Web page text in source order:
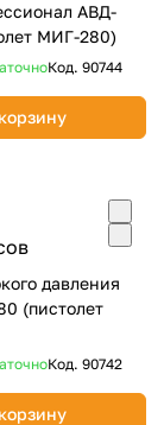
АВД-
МИГ-280)
Код. 90744
давления
(пистолет
Код. 90742
раз в 2